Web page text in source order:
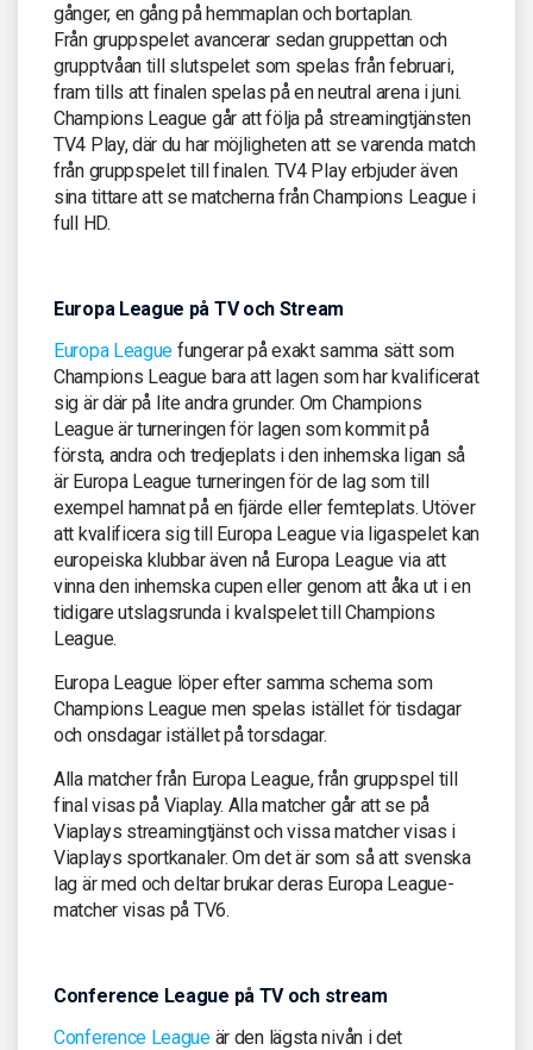
gånger, en gång på hemmaplan och bortaplan.
Från gruppspelet avancerar sedan gruppettan och
grupptvåan till slutspelet som spelas från februari,
fram tills att finalen spelas på en neutral arena i juni.
Champions League går att följa på streamingtjänsten
TV4 Play, där du har möjligheten att se varenda match
från gruppspelet till finalen. TV4 Play erbjuder även
sina tittare att se matcherna från Champions League i
full HD.
Europa League på TV och Stream
Europa League fungerar på exakt samma sätt som
Champions League bara att lagen som har kvalificerat
sig är där på lite andra grunder. Om Champions
League är turneringen för lagen som kommit på
första, andra och tredjeplats i den inhemska ligan så
är Europa League turneringen för de lag som till
exempel hamnat på en fjärde eller femteplats. Utöver
att kvalificera sig till Europa League via ligaspelet kan
europeiska klubbar även nå Europa League via att
vinna den inhemska cupen eller genom att åka ut i en
tidigare utslagsrunda i kvalspelet till Champions
League.
Europa League löper efter samma schema som
Champions League men spelas istället för tisdagar
och onsdagar istället på torsdagar.
Alla matcher från Europa League, från gruppspel till
final visas på Viaplay. Alla matcher går att se på
Viaplays streamingtjänst och vissa matcher visas i
Viaplays sportkanaler. Om det är som så att svenska
lag är med och deltar brukar deras Europa League-
matcher visas på TV6.
Conference League på TV och stream
Conference Leagueär den lägsta nivån i det